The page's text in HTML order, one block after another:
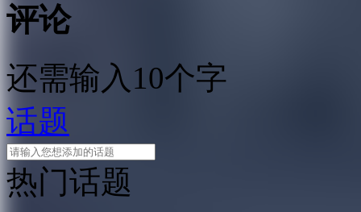
评论
还需输入10个字
话题
热门话题